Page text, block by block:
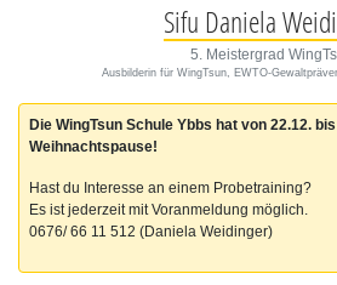
Sifu Daniela
5. Meistergrad
Ausbilderin für WingTsun, EWTO-
Die WingTsun Schule Ybbs hat von 22.12.
Weihnachtspause!
Hast du Interesse an einem Probetraining?
Es ist jederzeit mit Voranmeldung möglich.
0676/ 66 11 512 (Daniela Weidinger)